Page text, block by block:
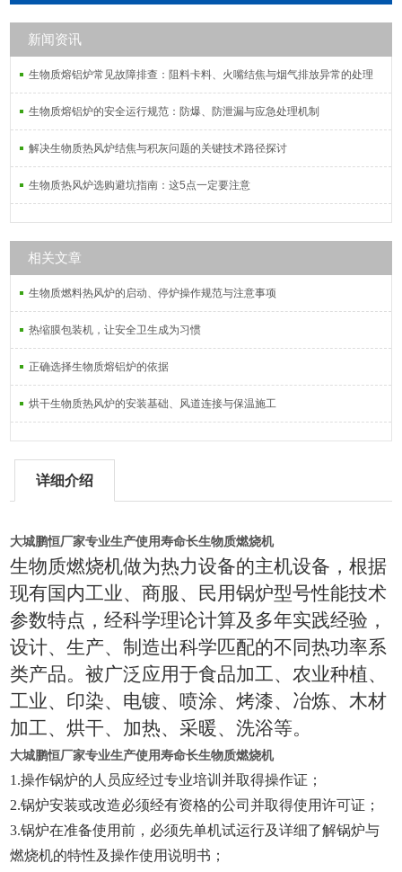
新闻资讯
生物质熔铝炉常见故障排查：阻料卡料、火嘴结焦与烟气排放异常的处理
生物质熔铝炉的安全运行规范：防爆、防泄漏与应急处理机制
解决生物质热风炉结焦与积灰问题的关键技术路径探讨
生物质热风炉选购避坑指南：这5点一定要注意
相关文章
生物质燃料热风炉的启动、停炉操作规范与注意事项
热缩膜包装机，让安全卫生成为习惯
正确选择生物质熔铝炉的依据
烘干生物质热风炉的安装基础、风道连接与保温施工
详细介绍
大城鹏恒厂家专业生产使用寿命长生物质燃烧机
生物质燃烧机做为热力设备的主机设备，根据
现有国内工业、商服、民用锅炉型号性能技术
参数特点，经科学理论计算及多年实践经验，
设计、生产、制造出科学匹配的不同热功率系
类产品。被广泛应用于食品加工、农业种植、
工业、印染、电镀、喷涂、烤漆、冶炼、木材
加工、烘干、加热、采暖、洗浴等。
大城鹏恒厂家专业生产使用寿命长生物质燃烧机
1.操作锅炉的人员应经过专业培训并取得操作证；
2.锅炉安装或改造必须经有资格的公司并取得使用许可证；
3.锅炉在准备使用前，必须先单机试运行及详细了解锅炉与
燃烧机的特性及操作使用说明书；